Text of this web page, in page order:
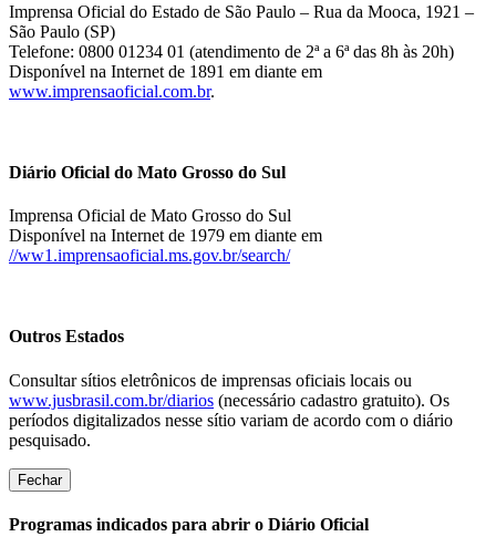
Imprensa Oficial do Estado de São Paulo – Rua da Mooca, 1921 –
São Paulo (SP)
Telefone: 0800 01234 01 (atendimento de 2ª a 6ª das 8h às 20h)
Disponível na Internet de 1891 em diante em
www.imprensaoficial.com.br.
Diário Oficial do Mato Grosso do Sul
Imprensa Oficial de Mato Grosso do Sul
Disponível na Internet de 1979 em diante em
//ww1.imprensaoficial.ms.gov.br/search/
Outros Estados
Consultar sítios eletrônicos de imprensas oficiais locais ou
www.jusbrasil.com.br/diarios (necessário cadastro gratuito). Os
períodos digitalizados nesse sítio variam de acordo com o diário
pesquisado.
Fechar
Programas indicados para abrir o Diário Oficial